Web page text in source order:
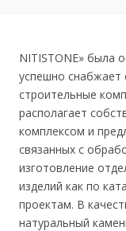
NITISTONE» была
успешно снабжает
строительные
располагает
комплексом и
связанных с
изготовление
изделий как по
проектам. В
натуральный